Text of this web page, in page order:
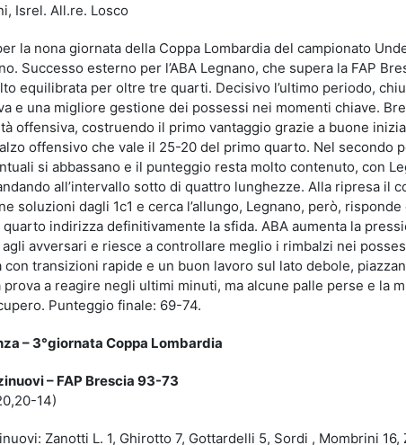
Isrel. All.re. Losco
la nona giornata della Coppa Lombardia del campionato
Successo esterno per l’ABA Legnano, che supera la FAP
equilibrata per oltre tre quarti. Decisivo l’ultimo periodo,
e una migliore gestione dei possessi nei momenti chiave.
offensiva, costruendo il primo vantaggio grazie a buone
offensivo che vale il 25-20 del primo quarto. Nel secondo
si abbassano e il punteggio resta molto contenuto, con
all’intervallo sotto di quattro lunghezze. Alla ripresa il
soluzioni dagli 1c1 e cerca l’allungo, Legnano, però,
quarto indirizza definitivamente la sfida. ABA aumenta la
avversari e riesce a controllare meglio i rimbalzi nei
transizioni rapide e un buon lavoro sul lato debole,
a reagire negli ultimi minuti, ma alcune palle perse e la
Punteggio finale: 69-74.
– 3°giornata Coppa Lombardia
– FAP Brescia 93-73
14)
Zanotti L. 1, Ghirotto 7, Gottardelli 5, Sordi , Mombrini 16,